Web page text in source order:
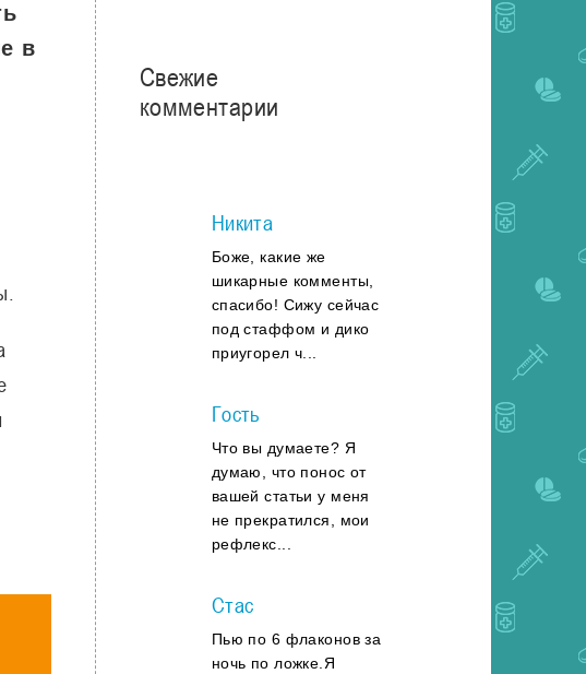
в
Свежие
комментарии
Никита
Боже, какие же
шикарные комменты,
спасибо! Сижу сейчас
под стаффом и дико
приугорел ч...
Гость
Что вы думаете? Я
думаю, что понос от
вашей статьи у меня
не прекратился, мои
рефлекс...
Стас
Пью по 6 флаконов за
ночь по ложке.Я